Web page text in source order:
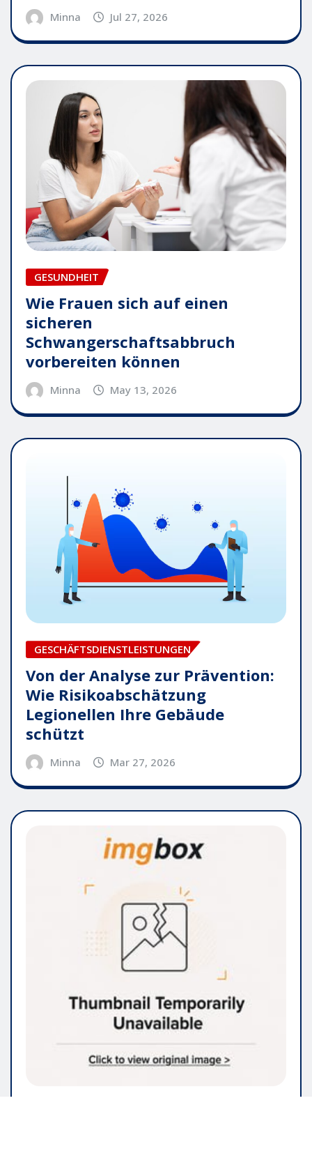
Minna Jul 27, 2026
GESUNDHEIT
Wie Frauen sich auf einen
sicheren
Schwangerschaftsabbruch
vorbereiten können
Minna May 13, 2026
GESCHÄFTSDIENSTLEISTUNGEN
Von der Analyse zur Prävention:
Wie Risikoabschätzung
Legionellen Ihre Gebäude
schützt
Minna Mar 27, 2026